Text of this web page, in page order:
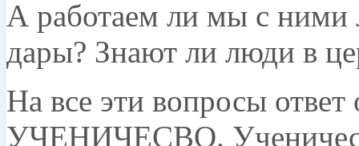
А работаем ли мы с ними
дары? Знают ли люди в
На все эти вопросы
УЧЕНИЧЕСВО.